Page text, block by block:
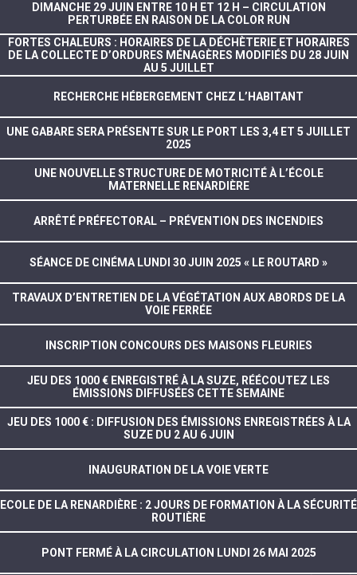
DIMANCHE 29 JUIN ENTRE 10 H ET 12 H – CIRCULATION
PERTURBÉE EN RAISON DE LA COLOR RUN
FORTES CHALEURS : HORAIRES DE LA DÉCHÈTERIE ET HORAIRES
DE LA COLLECTE D’ORDURES MÉNAGÈRES MODIFIÉS DU 28 JUIN
AU 5 JUILLET
RECHERCHE HÉBERGEMENT CHEZ L’HABITANT
UNE GABARE SERA PRÉSENTE SUR LE PORT LES 3,4 ET 5 JUILLET
2025
UNE NOUVELLE STRUCTURE DE MOTRICITÉ À L’ÉCOLE
MATERNELLE RENARDIÈRE
ARRÊTÉ PRÉFECTORAL – PRÉVENTION DES INCENDIES
SÉANCE DE CINÉMA LUNDI 30 JUIN 2025 « LE ROUTARD »
TRAVAUX D’ENTRETIEN DE LA VÉGÉTATION AUX ABORDS DE LA
VOIE FERRÉE
INSCRIPTION CONCOURS DES MAISONS FLEURIES
JEU DES 1000 € ENREGISTRÉ À LA SUZE, RÉÉCOUTEZ LES
ÉMISSIONS DIFFUSÉES CETTE SEMAINE
JEU DES 1000 € : DIFFUSION DES ÉMISSIONS ENREGISTRÉES À LA
SUZE DU 2 AU 6 JUIN
INAUGURATION DE LA VOIE VERTE
ECOLE DE LA RENARDIÈRE : 2 JOURS DE FORMATION À LA SÉCURITÉ
ROUTIÈRE
PONT FERMÉ À LA CIRCULATION LUNDI 26 MAI 2025